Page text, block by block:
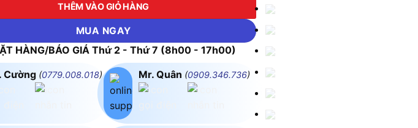
THÊM VÀO GIỎ HÀNG
MUA NGAY
HÀNG/BÁO GIÁ Thứ 2 - Thứ 7 (8h00 - 17h00)
Cường (0779.008.018) Mr. Quân (0909.346.736)